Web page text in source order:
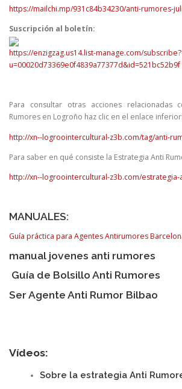
https://mailchi.mp/931c84b34230/anti-rumores-
Suscripción al boletín:
https://enzigzag.us14.list-manage.com/subscribe?
u=00020d73369e0f4839a77377d&id=521bc52b9f
Para consultar otras acciones relacionadas
Rumores en Logroño haz clic en el enlace inferior:
http://xn--logroointercultural-z3b.com/tag/anti-
Para saber en qué consiste la Estrategia Anti
http://xn--logroointercultural-z3b.com/
MANUALES:
Guía práctica para Agentes Antirumores
manual jovenes anti rumores
Guía de Bolsillo Anti Rumores
Ser Agente Anti Rumor Bilbao
Vídeos:
Sobre la estrategia Anti